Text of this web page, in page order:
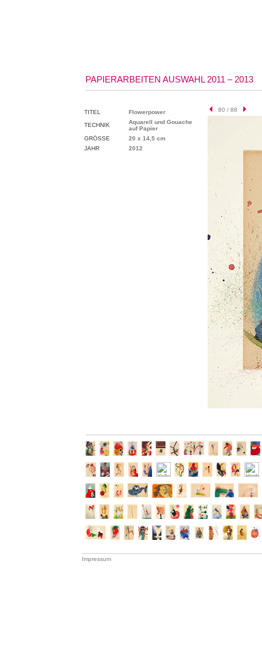
PAPIERARBEITEN AUSWAHL 2011 – 2013
TITEL
Flowerpower
TECHNIK
Aquarell und Gouache
auf Papier
GRÖSSE
20 x 14,5 cm
JAHR
2012
80 / 88
Impressum